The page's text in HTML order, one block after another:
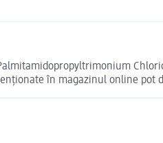
în magazinul online pot